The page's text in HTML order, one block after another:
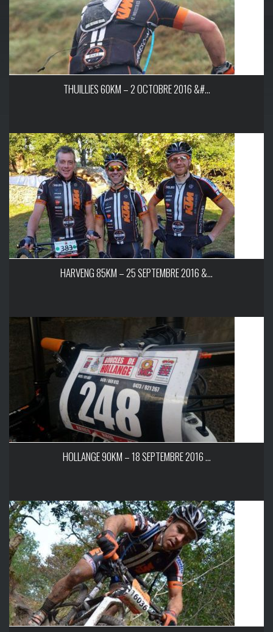
THUILLIES 60KM – 2 OCTOBRE 2016 &#...
HARVENG 85KM – 25 SEPTEMBRE 2016 &...
HOLLANGE 90KM – 18 SEPTEMBRE 2016 ...